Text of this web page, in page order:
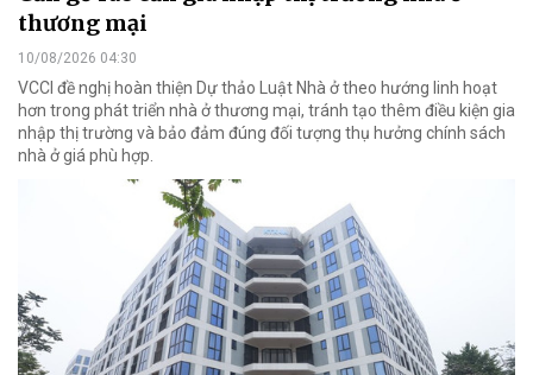
thương mại
10/08/2026 04:30
VCCI đề nghị hoàn thiện Dự thảo Luật Nhà ở theo hướng linh hoạt
hơn trong phát triển nhà ở thương mại, tránh tạo thêm điều kiện gia
nhập thị trường và bảo đảm đúng đối tượng thụ hưởng chính sách
nhà ở giá phù hợp.